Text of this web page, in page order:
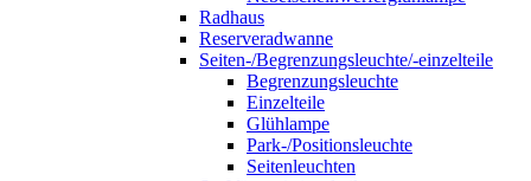
Radhaus
Reserveradwanne
Seiten-/Begrenzungsleuchte/-einzelteile
Begrenzungsleuchte
Einzelteile
Glühlampe
Park-/Positionsleuchte
Seitenleuchten